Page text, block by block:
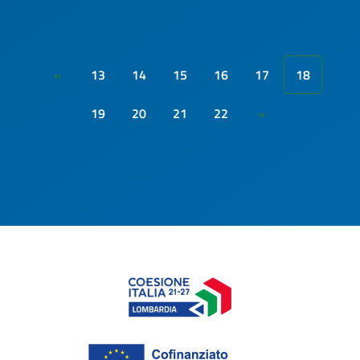
« 13 14 15 16 17
18
19
20 21 22 »